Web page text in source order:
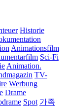
Historie
Animationsfilm
Sci-Fi
Animation.
TV-
Werbung
Drame
Spot 가족